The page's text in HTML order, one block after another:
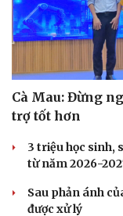
Cà Mau: Đừng
trợ tốt hơn
3 triệu học sinh,
từ năm 2026-
Sau phản ánh
được xử lý